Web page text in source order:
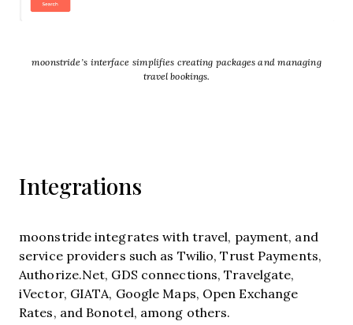
moonstride’s interface simplifies creating packages and managing
travel bookings.
Integrations
moonstride integrates with travel, payment, and
service providers such as Twilio, Trust Payments,
Authorize.Net, GDS connections, Travelgate,
iVector, GIATA, Google Maps, Open Exchange
Rates, and Bonotel, among others.